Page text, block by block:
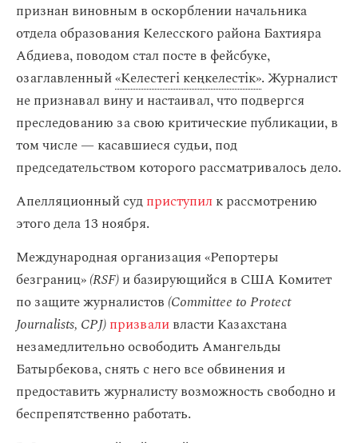
признан виновным в оскорблении начальника
отдела образования Келесского района Бахтияра
Абдиева, поводом стал посте в фейсбуке,
озаглавленный«Келестегі кеңкелестік». Журналист
не признавал вину и настаивал, что подвергся
преследованию за свою критические публикации, в
том числе — касавшиеся судьи, под
председательством которого рассматривалось дело.
Апелляционный судприступил к рассмотрению
этого дела 13 ноября.
Международная организация «Репортеры
безграниц»(RSF)и базирующийся в США Комитет
по защите журналистов (Committee to Protect
Journalists, CPJ)призваливласти Казахстана
незамедлительно освободить Амангельды
Батырбекова, снять с него все обвинения и
предоставить журналисту возможность свободно и
беспрепятственно работать.